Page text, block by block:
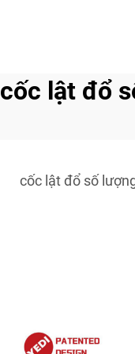
cốc lật đổ
cốc lật đổ số